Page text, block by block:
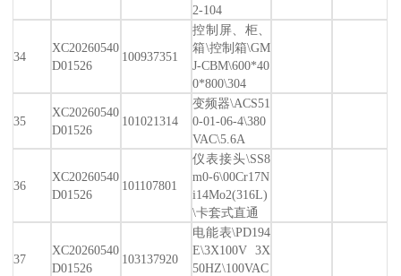
2-104
34
XC20260540
D01526
100937351
控制屏、柜、
箱\控制箱\GM
J-CBM\600*40
0*800\304
35
XC20260540
D01526
101021314
变频器\ACS51
0-01-06-4\380
VAC\5.6A
36
XC20260540
D01526
101107801
仪表接头\SS8
m0-6\00Cr17N
i14Mo2(316L)
\卡套式直通
37
XC20260540
D01526
103137920
电能表\PD194
E\3X100V 3X
50HZ\100VAC